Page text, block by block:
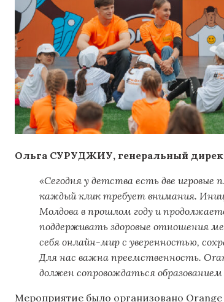
Ольга СУРУДЖИУ, генеральный
«Сегодня у детства есть две игровые
каждый клик требует внимания.
Молдова в прошлом году и
поддерживать здоровые отношения
себя онлайн-мир с уверенностью,
Для нас важна преемственность.
должен сопровождаться
Мероприятие было организовано